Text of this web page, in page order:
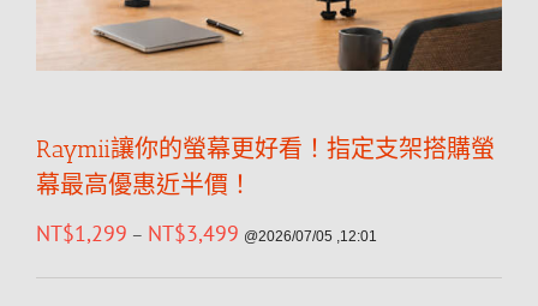
Raymii讓你的螢幕更好看！指定支架搭購螢
幕最高優惠近半價！
NT$1,299 – NT$3,499 @2026/07/05 ,12:01